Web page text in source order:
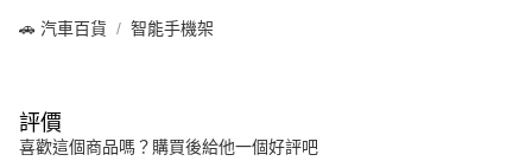
🚗 汽車百貨 智能手機架
評價
喜歡這個商品嗎？購買後給他一個好評吧